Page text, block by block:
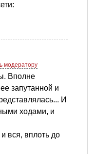
модератору
Вполне
запутанной и
И
ходами, и
вся, вплоть до